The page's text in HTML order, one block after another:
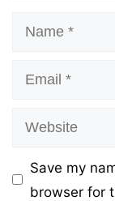
Name
Email
Website
Save my
browser for